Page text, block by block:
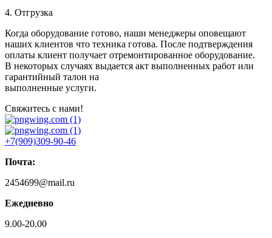
4. Отгрузка
Когда оборудование готово, наши менеджеры оповещают
наших клиентов что техника готова. После подтверждения
оплаты клиент получает отремонтированное оборудование.
В некоторых случаях выдается акт выполненных работ или
гарантийный талон на
выполненные услуги.
Свяжитесь с нами!
+7(909)309-90-46
Почта:
2454699@mail.ru
Ежедневно
9.00-20.00